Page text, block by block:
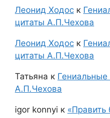
Леонид Ходос к
цитаты А.П.Чехова
Леонид Ходос к
цитаты А.П.Чехова
Татьяна к
А.П.Чехова
igor konnyi к «Править